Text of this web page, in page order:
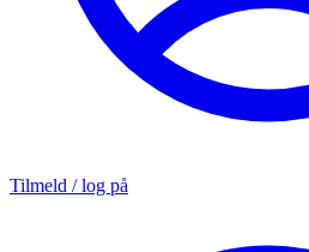
Tilmeld / log på